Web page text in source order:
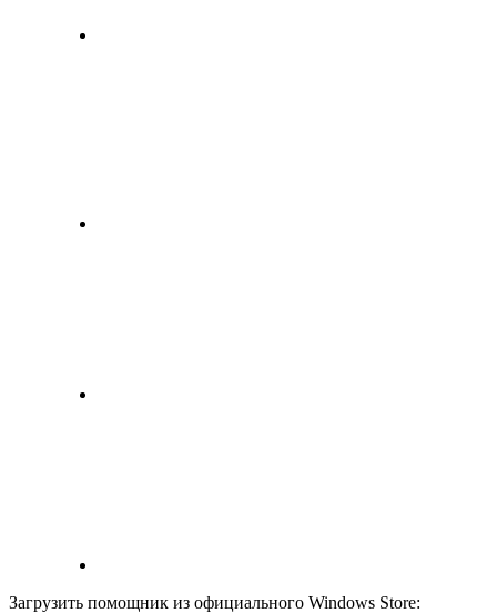
Загрузить помощник из официального Windows Store: